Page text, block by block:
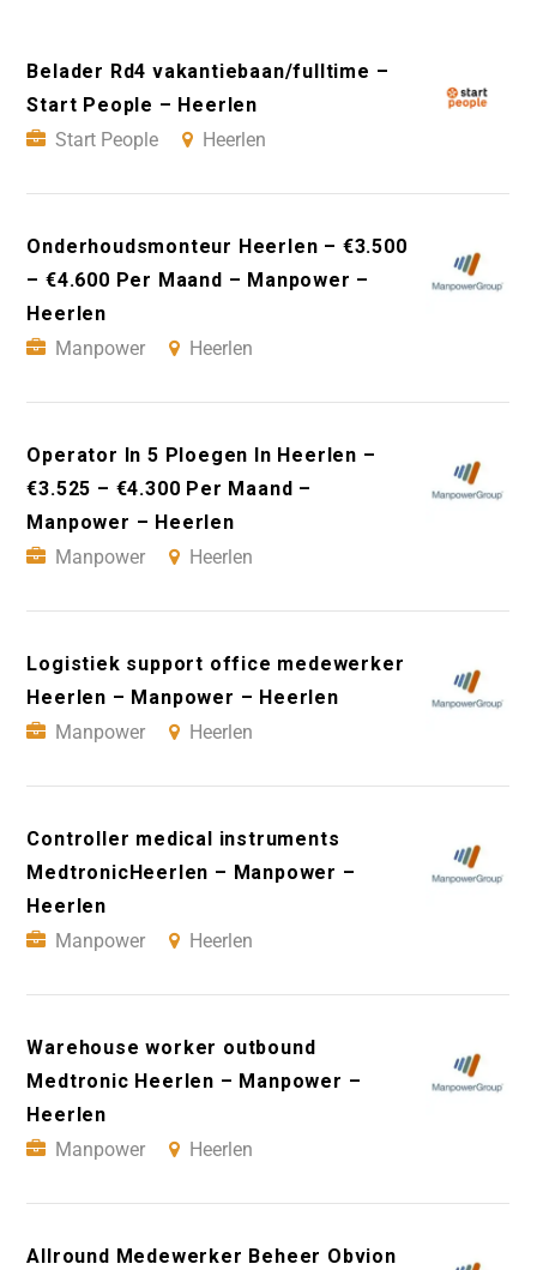
Belader Rd4 vakantiebaan/fulltime –
Start People – Heerlen
Start People
Heerlen
Onderhoudsmonteur Heerlen – €3.500
– €4.600 Per Maand – Manpower –
Heerlen
Manpower
Heerlen
Operator In 5 Ploegen In Heerlen –
€3.525 – €4.300 Per Maand –
Manpower – Heerlen
Manpower
Heerlen
Logistiek support office medewerker
Heerlen – Manpower – Heerlen
Manpower
Heerlen
Controller medical instruments
MedtronicHeerlen – Manpower –
Heerlen
Manpower
Heerlen
Warehouse worker outbound
Medtronic Heerlen – Manpower –
Heerlen
Manpower
Heerlen
Allround Medewerker Beheer Obvion